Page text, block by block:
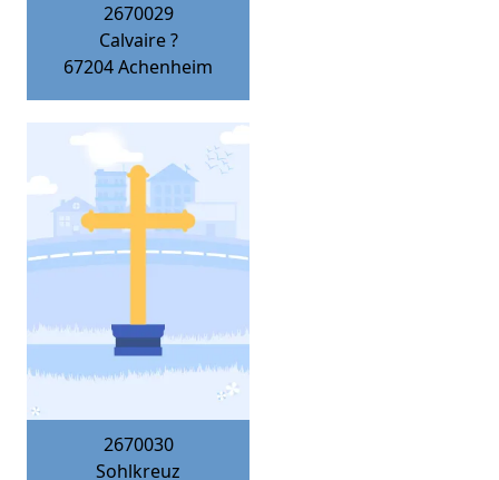
2670029
Calvaire ?
67204Achenheim
2670030
Sohlkreuz